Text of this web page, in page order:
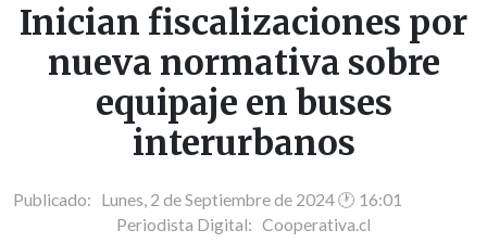
Inician fiscalizaciones por
nueva normativa sobre
equipaje en buses
interurbanos
Publicado: Lunes, 2 de Septiembre de 2024 🕐 16:01
Periodista Digital: Cooperativa.cl